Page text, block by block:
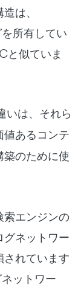
は、
所有してい
と似ていま
は、 それら
あるコンテ
のために使
索エンジンの
ネットワー
れています
ットワー